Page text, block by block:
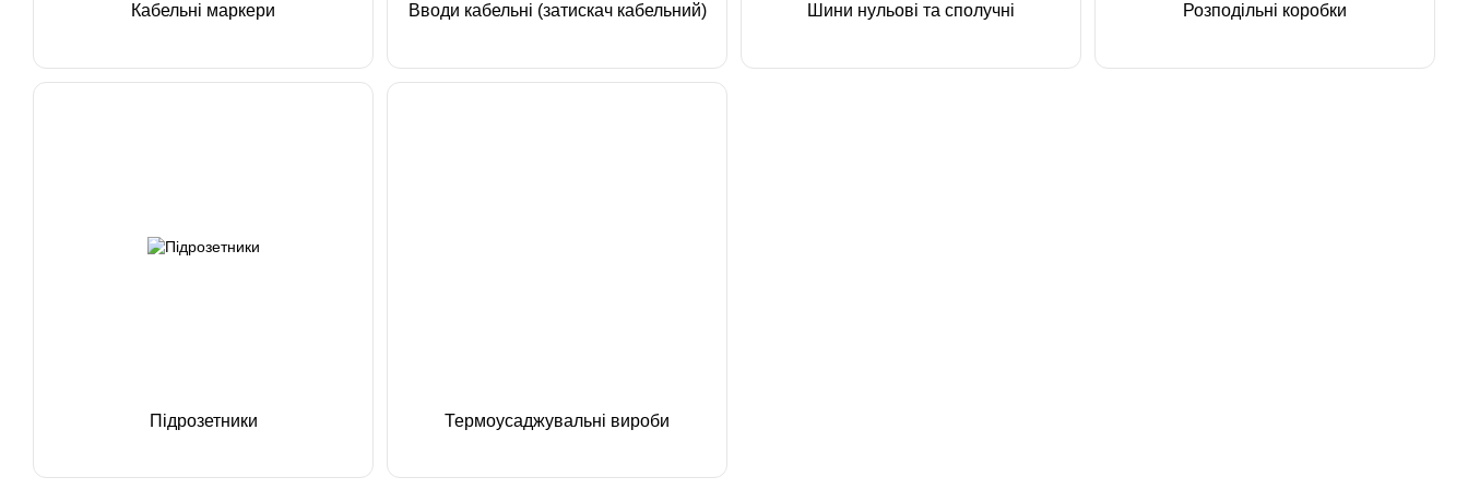
Кабельні маркери Вводи кабельні (затискач кабельний) Шини нульові та сполучні Розподільні коробки
Підрозетники Термоусаджувальні вироби